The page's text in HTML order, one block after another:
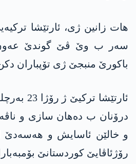
ھات زانین ژی، ئارتێشا
سەر ب وێ ڤێ گوندێ عەون
باکورێ منبجێ ژی تۆپباران
درۆنان ب دەھان سازی و
و خالێن ئاسایش و ھەسەدێ
رۆژئاڤایێ کوردستانێ